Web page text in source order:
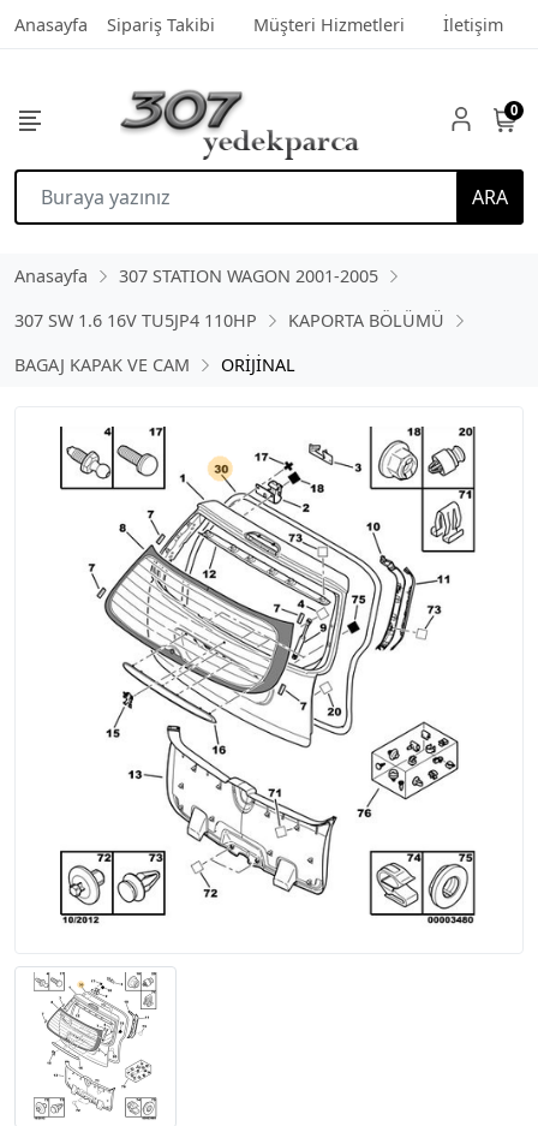
Anasayfa Sipariş Takibi Müşteri Hizmetleri İletişim
ARA
0
Anasayfa
307 STATION WAGON 2001-2005
307 SW 1.6 16V TU5JP4 110HP
KAPORTA BÖLÜMÜ
BAGAJ KAPAK VE CAM
ORİJİNAL